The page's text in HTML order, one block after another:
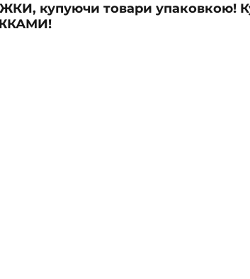
купуючи товари упаковкою!